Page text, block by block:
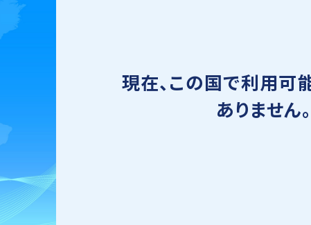
現在、この国で利用可
ありません。